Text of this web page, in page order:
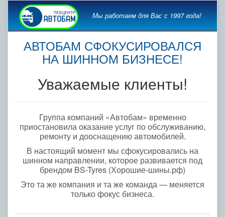
Мы работаем для Вас с 1997 года!
АВТОБАМ СФОКУСИРОВАЛСЯ
НА ШИННОМ БИЗНЕСЕ!
Уважаемые клиенты!
Группа компаний «Автобам» временно
приостановила оказание услуг по обслуживанию,
ремонту и дооснащению автомобилей.
В настоящий момент мы сфокусировались на
шинном направлении, которое развивается под
брендом BS-Tyres (Хорошие-шины.рф)
Это та же компания и та же команда — меняется
только фокус бизнеса.